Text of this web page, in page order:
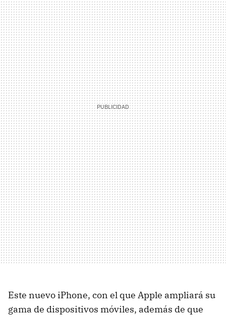
Este nuevo iPhone, con el que Apple ampliará su
gama de dispositivos móviles, además de que